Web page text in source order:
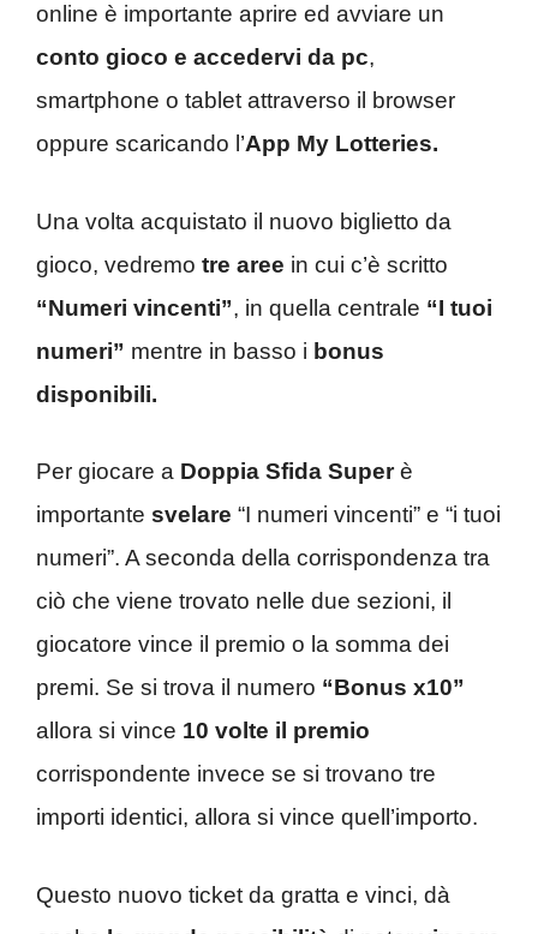
online è importante aprire ed avviare un
conto gioco e accedervi da pc,
smartphone o tablet attraverso il browser
oppure scaricando l’App My Lotteries.
Una volta acquistato il nuovo biglietto da
gioco, vedremo tre aree in cui c’è scritto
“Numeri vincenti”, in quella centrale “I tuoi
numeri” mentre in basso i bonus
disponibili.
Per giocare a Doppia Sfida Superè
importante svelare “I numeri vincenti” e “i tuoi
numeri”. A seconda della corrispondenza tra
ciò che viene trovato nelle due sezioni, il
giocatore vince il premio o la somma dei
premi. Se si trova il numero “Bonus x10”
allora si vince 10 volte il premio
corrispondente invece se si trovano tre
importi identici, allora si vince quell’importo.
Questo nuovo ticket da gratta e vinci, dà